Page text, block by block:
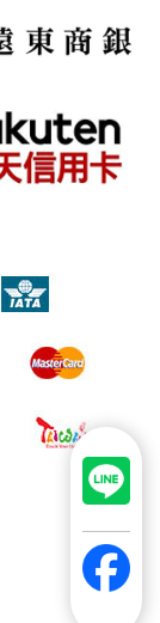
號、密碼或個
並在您使用完
記得登出帳戶